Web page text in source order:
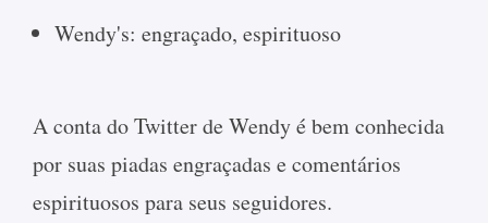
Wendy's: engraçado, espirituoso
A conta do Twitter de Wendy é bem conhecida
por suas piadas engraçadas e comentários
espirituosos para seus seguidores.